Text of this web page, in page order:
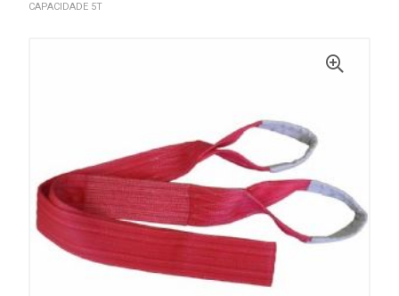
CAPACIDADE 5T